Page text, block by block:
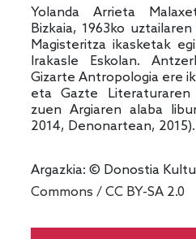
Yolanda Arrieta
Bizkaia, 1963ko
Magisteritza ikasketak
Irakasle Eskolan.
Gizarte Antropologia ere
eta Gazte Literaturaren
zuen Argiaren alaba
2014, Denonartean, 2015).
Argazkia: © Donostia
Commons / CC BY-SA 2.0